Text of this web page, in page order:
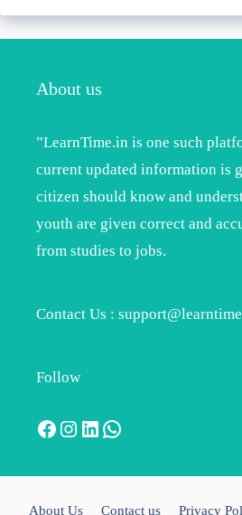
About us
”LearnTime.in is one such
current updated information is
citizen should know and
youth are given correct and
from studies to jobs.
Contact Us :
Follow
Facebook
Instagram
LinkedIn
WhatsApp
About Us Contact us Privacy